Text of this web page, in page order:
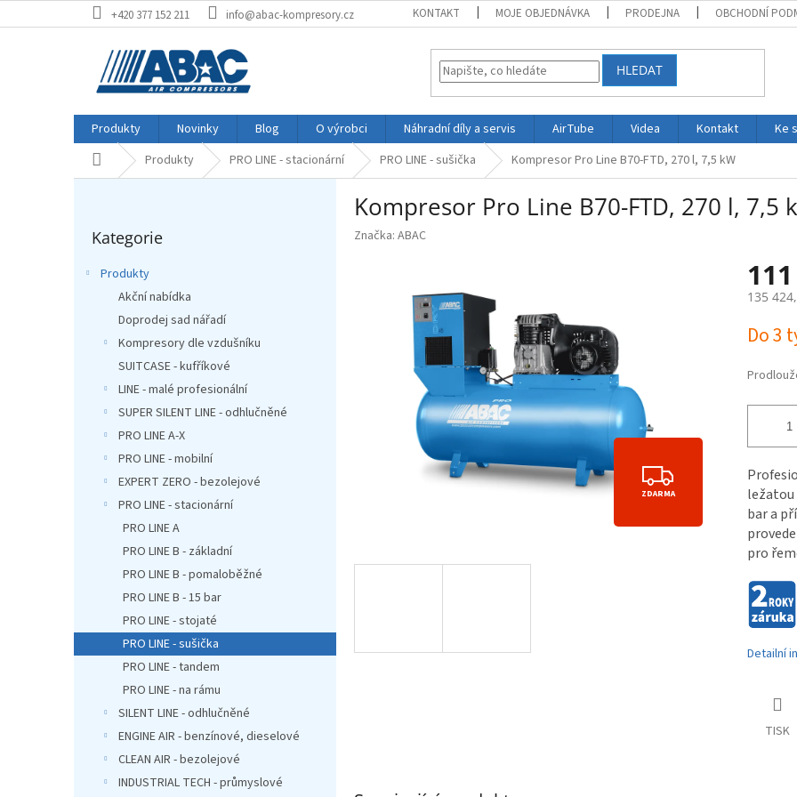
na
+420 377 152 211 info@abac-kompresory.cz KONTAKT MOJE OBJEDNÁVKA PRODEJNA OBCHODNÍ
HLEDAT
Produkty Novinky Blog O výrobci Náhradní díly a servis AirTube Videa Kontakt Ke
Domů Produkty PRO LINE - stacionární PRO LINE - sušička Kompresor Pro Line B70-FTD, 270 l, 7,5 kW
kategorie
Kategorie
Produkty
Akční nabídka
Doprodej sad nářadí
Kompresory dle vzdušníku
SUITCASE - kufříkové
LINE - malé profesionální
SUPER SILENT LINE - odhlučněné
PRO LINE A-X
PRO LINE - mobilní
EXPERT ZERO - bezolejové
PRO LINE - stacionární
PRO LINE A
PRO LINE B - základní
PRO LINE B - pomaloběžné
PRO LINE B - 15 bar
PRO LINE - stojaté
PRO LINE - sušička
PRO LINE - tandem
PRO LINE - na rámu
SILENT LINE - odhlučněné
ENGINE AIR - benzínové, dieselové
CLEAN AIR - bezolejové
INDUSTRIAL TECH - průmyslové
Kompresor Pro Line B70-FTD, 270 l, 7,5
Značka: ABAC
Z
D
A
ZDARMA
135
cena:
Do 3
ležatou
bar a
pro
Detailní
TISK